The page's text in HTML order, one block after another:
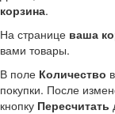
корзина.
На странице ваша
вами товары.
В поле Количество
покупки. После
кнопку Пересчитать